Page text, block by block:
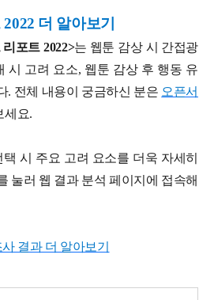
더 알아보기
포트 2022>는 웹툰 감상 시 간접광
시 고려 요소, 웹툰 감상 후 행동 유
. 전체 내용이 궁금하신 분은 오픈서
세요.
시 주요 고려 요소를 더욱 자세히
눌러 웹 결과 분석 페이지에 접속해
결과 더 알아보기